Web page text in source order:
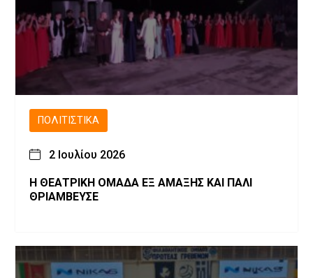
ΠΟΛΙΤΙΣΤΙΚΆ
2 Ιουλίου 2026
Η ΘΕΑΤΡΙΚΗ ΟΜΑΔΑ ΕΞ ΑΜΑΞΗΣ ΚΑΙ ΠΑΛΙ
ΘΡΙΑΜΒΕΥΣΕ